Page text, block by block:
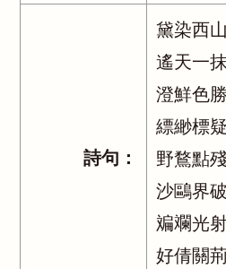
詩句：
黛染西
遙天一
澄鮮色
縹緲標
野鶩點
沙鷗界
斒斕光
好倩關